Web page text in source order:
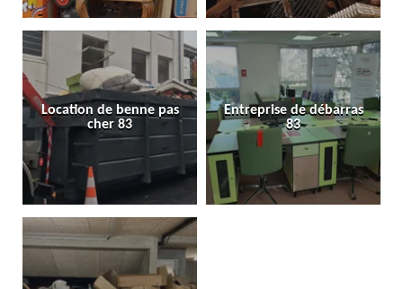
Location de benne pas
cher 83
Entreprise de débarras
83